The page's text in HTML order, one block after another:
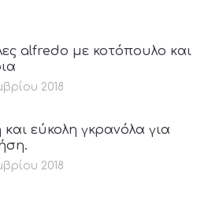
alfredo με κοτόπουλο και
2018
και εύκολη γκρανόλα για
2018